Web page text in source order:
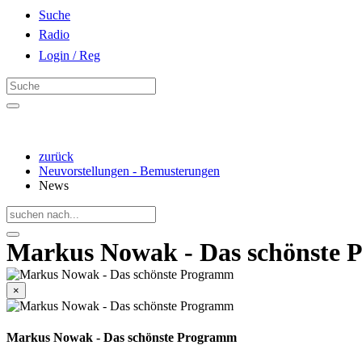
Suche
Radio
Login / Reg
zurück
Neuvorstellungen - Bemusterungen
News
Markus Nowak - Das schönste
×
Markus Nowak - Das schönste Programm